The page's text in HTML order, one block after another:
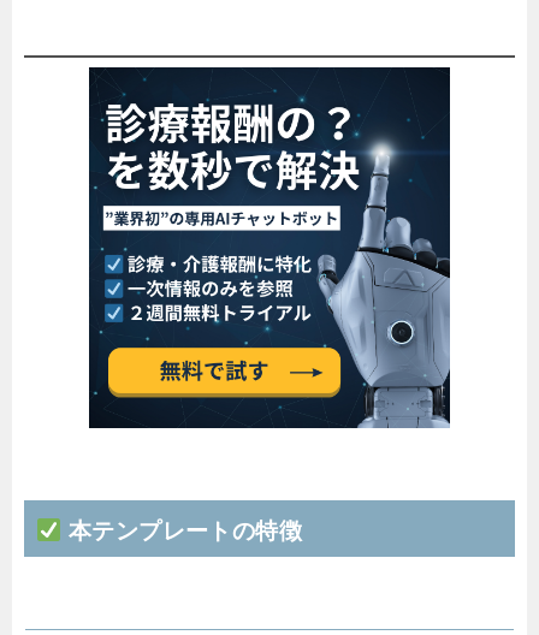
本テンプレートの特徴